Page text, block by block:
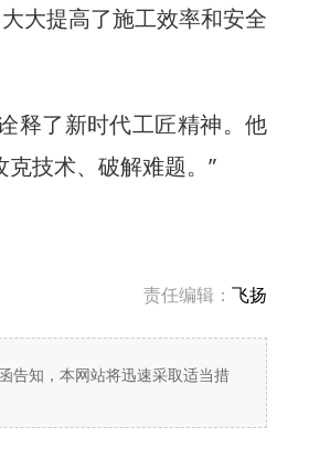
大提高了施工效率和安全
释了新时代工匠精神。他
技术、破解难题。”
责任编辑： 飞扬
告知，本网站将迅速采取适当措
浪漫“春城紫” 盛花迎“五一”